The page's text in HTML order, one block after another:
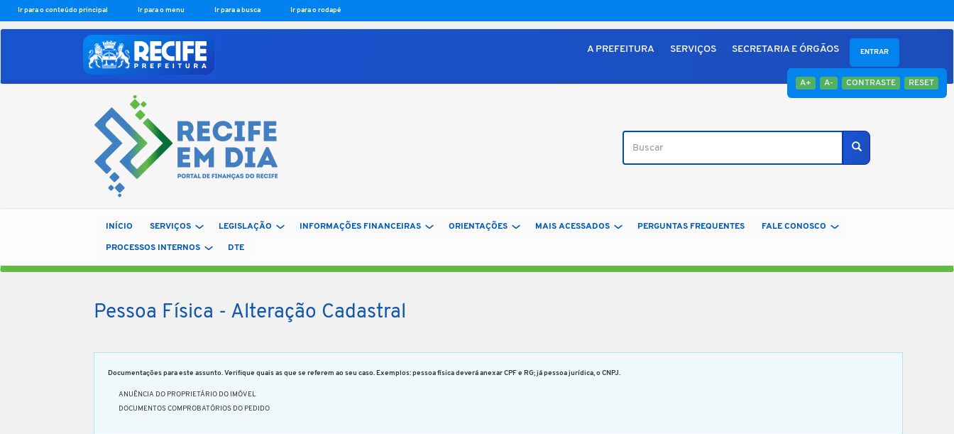
Ir para o conteúdo principal Ir para o menu Ir para a busca Ir para o rodapé
A+ A- CONTRASTE RESET
A PREFEITURA SERVIÇOS SECRETARIA E ÓRGÃOS
Buscar
ENTRAR
INÍCIO SERVIÇOS LEGISLAÇÃO INFORMAÇÕES FINANCEIRAS ORIENTAÇÕES MAIS ACESSADOS PERGUNTAS FREQUENTES FALE CONOSCO
PROCESSOS INTERNOS DTE
Pessoa Física - Alteração Cadastral
Documentações para este assunto. Verifique quais as que se referem ao seu caso. Exemplos: pessoa física deverá anexar CPF e RG; já pessoa jurídica, o CNPJ.
ANUÊNCIA DO PROPRIETÁRIO DO IMÓVEL
DOCUMENTOS COMPROBATÓRIOS DO PEDIDO